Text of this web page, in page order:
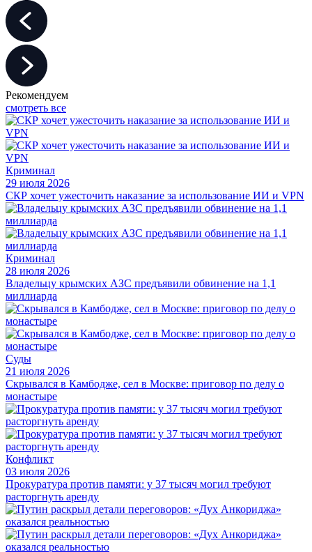
Рекомендуем
смотреть все
Криминал
29 июля 2026
СКР хочет ужесточить наказание за использование ИИ и VPN
Криминал
28 июля 2026
Владельцу крымских АЗС предъявили обвинение на 1,1
миллиарда
Суды
21 июля 2026
Скрывался в Камбодже, сел в Москве: приговор по делу о
монастыре
Конфликт
03 июля 2026
Прокуратура против памяти: у 37 тысяч могил требуют
расторгнуть аренду